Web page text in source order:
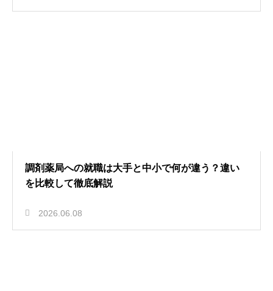
調剤薬局への就職は大手と中小で何が違う？違い
を比較して徹底解説
2026.06.08